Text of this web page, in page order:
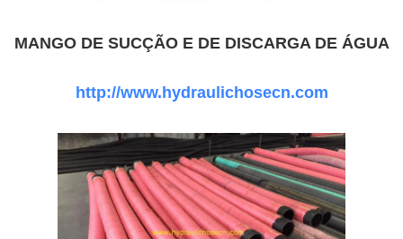
MANGO DE SUCÇÃO E DE DISCARGA DE ÁGUA
http://www.hydraulichosecn.com